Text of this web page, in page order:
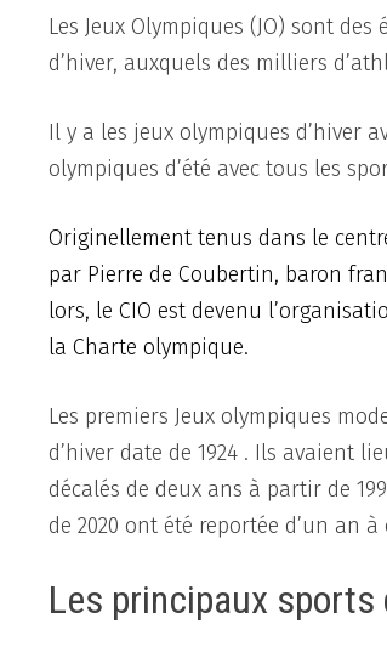
Les Jeux Olympiques (JO) sont
d’hiver, auxquels des milliers
Il y a les jeux olympiques d’hiver
olympiques d’été avec tous les
Originellement tenus dans le
par Pierre de Coubertin, baron
lors, le CIO est devenu
la Charte olympique.
Les premiers Jeux olympiques
d’hiver date de 1924 . Ils avaient
décalés de deux ans à partir de
de 2020 ont été reportée d’un an à
Les principaux